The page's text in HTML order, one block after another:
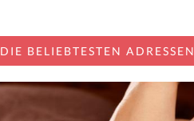
DIE BELIEBTESTEN ADRESSEN